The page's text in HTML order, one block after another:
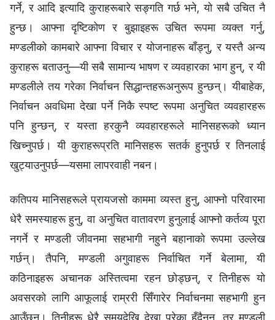
गर्ने, र आदि इत्यादि कुराहरूबारे सङ्गति गर्छ भने, यो सबै उचित नै
हुन्छ। आफ्ना दृष्टिकोण र बुझाइहरू उचित रूपमा व्यक्त गर्नु,
मण्डलीको कामबारे आफ्ना विचार र योजनाहरू बाँड्नु, र यस्तै अन्य
कुराहरू बताउनु—यी सबै सामान्य भाषण र व्यवहारका भाग हुन्, र यी
मण्डलीले तय गरेका निर्वाचन सिद्धान्तहरूअनुरूप हुन्छन्। यीबाहेक,
निर्वाचन अवधिमा देखा पर्ने निकै स्पष्ट रूपमा अनुचित व्यवहारहरू
पनि हुन्छन्, र यस्ता हरकुनै व्यवहारहरूले मानिसहरूको ध्यान
खिच्नुपर्छ। यी कुराहरूप्रति मानिसहरू सतर्क हुनुपर्छ र तिनलाई
खुट्याउनुपर्छ—यसमा लापरवाही नबन।
कतिपय मानिसहरूले प्रायजसो काममा व्यस्त हुनु, आफ्नो परिवारमा
धेरै समस्याहरू हुनु, वा अनुचित वातावरण हुनुलाई आफ्नो कर्तव्य पूरा
नगर्ने र मण्डली जीवनमा सहभागी नहुने बहानाको रूपमा उल्लेख
गर्छन्। तैपनि, मण्डली अगुवाहरू निर्वाचित गर्ने बेलामा, यी
कठिनाइहरू अचानक अस्तित्वमा रहन छोड्छन्, र तिनीहरू यो
अवसरको लागि आफूलाई राम्ररी सिँगारेर निर्वाचनमा सहभागी हुन
आउँछन्। तिनीहरू धेरै समयदेखि देखा परेका हुँदैनन्, तर मण्डली